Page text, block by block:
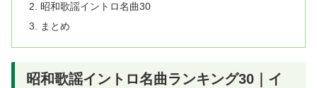
昭和歌謡イントロ名曲30
まとめ
昭和歌謡イントロ名曲ランキング30｜イ